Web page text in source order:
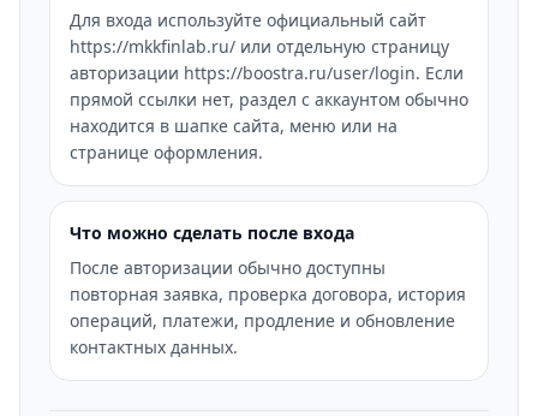
Для входа используйте официальный сайт
https://mkkfinlab.ru/ или отдельную страницу
авторизации https://boostra.ru/user/login. Если
прямой ссылки нет, раздел с аккаунтом обычно
находится в шапке сайта, меню или на
странице оформления.
Что можно сделать после входа
После авторизации обычно доступны
повторная заявка, проверка договора, история
операций, платежи, продление и обновление
контактных данных.